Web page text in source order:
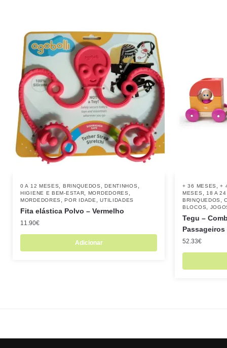
0 A 12 MESES BRINQUEDOS ,DENTINHOS
HIGIENE E BEM-ESTAR MORDEDORES
MORDEDORES ,POR IDADE ,UTILIDADES
Fita elástica Polvo – Vermelho
11.90€
Adicionar
+ 36 MESES ,+
MESES
18 A
BRINQUEDOS
,
BLOCOS
Tegu –
Passageiros
52.33€